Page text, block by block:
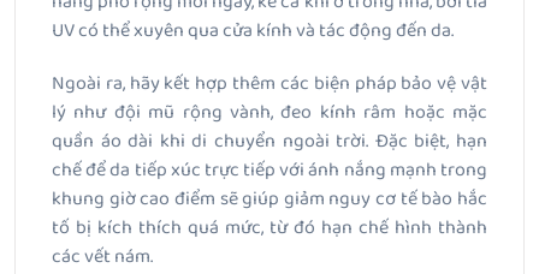
UV có thể xuyên qua cửa kính và tác động đến da.
Ngoài ra, hãy kết hợp thêm các biện pháp bảo vệ vật
lý như đội mũ rộng vành, đeo kính râm hoặc mặc
quần áo dài khi di chuyển ngoài trời. Đặc biệt, hạn
chế để da tiếp xúc trực tiếp với ánh nắng mạnh trong
khung giờ cao điểm sẽ giúp giảm nguy cơ tế bào hắc
tố bị kích thích quá mức, từ đó hạn chế hình thành
các vết nám.